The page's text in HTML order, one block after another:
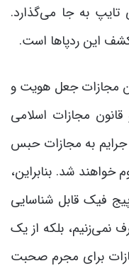
به جا می‌گذارد.
این ردپاها است.
مجازات جعل هویت و
قانون مجازات اسلامی
به مجازات حبس
شد. بنابراین،
فیک قابل شناسایی
نمی‌زنیم، بلکه از یک
برای مجرم صحبت